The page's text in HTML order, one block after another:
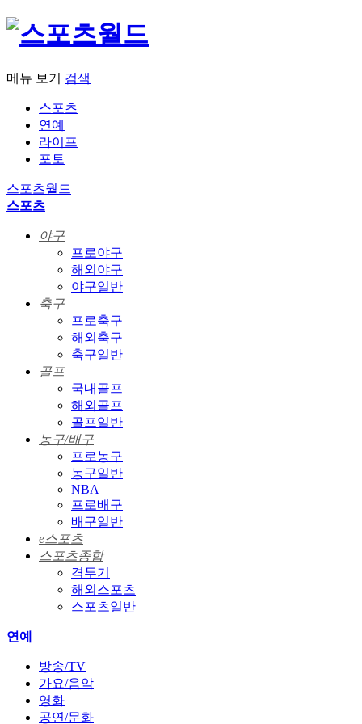
메뉴 보기 검색
스포츠
연예
라이프
포토
스포츠월드
스포츠
야구
프로야구
해외야구
야구일반
축구
프로축구
해외축구
축구일반
골프
국내골프
해외골프
골프일반
농구/배구
프로농구
농구일반
NBA
프로배구
배구일반
e스포츠
스포츠종합
격투기
해외스포츠
스포츠일반
연예
방송/TV
가요/음악
영화
공연/문화